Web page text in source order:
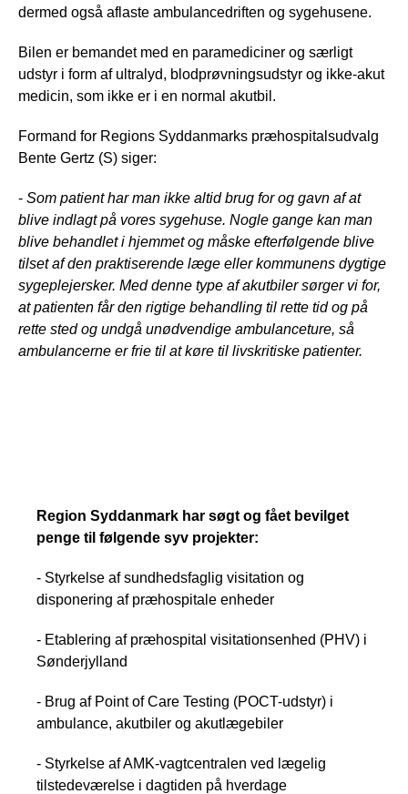
dermed også aflaste ambulancedriften og sygehusene.
Bilen er bemandet med en paramediciner og særligt
udstyr i form af ultralyd, blodprøvningsudstyr og ikke-akut
medicin, som ikke er i en normal akutbil.
Formand for Regions Syddanmarks præhospitalsudvalg
Bente Gertz (S) siger:
- Som patient har man ikke altid brug for og gavn af at
blive indlagt på vores sygehuse. Nogle gange kan man
blive behandlet i hjemmet og måske efterfølgende blive
tilset af den praktiserende læge eller kommunens dygtige
sygeplejersker. Med denne type af akutbiler sørger vi for,
at patienten får den rigtige behandling til rette tid og på
rette sted og undgå unødvendige ambulanceture, så
ambulancerne er frie til at køre til livskritiske patienter.
Region Syddanmark har søgt og fået bevilget
penge til følgende syv projekter:
- Styrkelse af sundhedsfaglig visitation og
disponering af præhospitale enheder
- Etablering af præhospital visitationsenhed (PHV) i
Sønderjylland
- Brug af Point of Care Testing (POCT-udstyr) i
ambulance, akutbiler og akutlægebiler
- Styrkelse af AMK-vagtcentralen ved lægelig
tilstedeværelse i dagtiden på hverdage